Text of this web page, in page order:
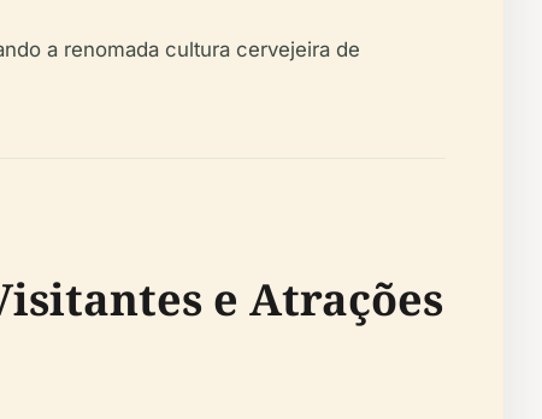
a renomada cultura cervejeira de
e Atrações